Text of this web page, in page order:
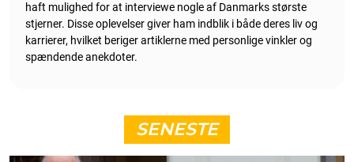
haft mulighed for at interviewe nogle af Danmarks største
stjerner. Disse oplevelser giver ham indblik i både deres liv og
karrierer, hvilket beriger artiklerne med personlige vinkler og
spændende anekdoter.
SENESTE